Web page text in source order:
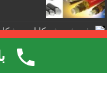
فروش ویژه کابل
لیست
5,396
لایسنس فعال